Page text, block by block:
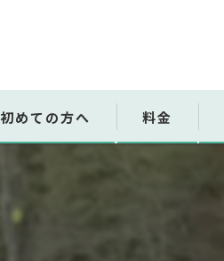
初めての方へ 料金